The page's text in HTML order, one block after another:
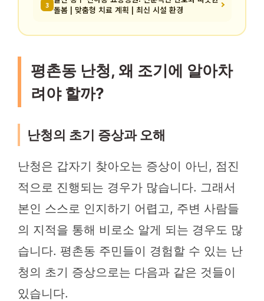
3 돌봄 | 맞춤형 치료 계획 | 최신 시설 환경
평촌동 난청, 왜 조기에 알아차
려야 할까?
난청의 초기 증상과 오해
난청은 갑자기 찾아오는 증상이 아닌, 점진
적으로 진행되는 경우가 많습니다. 그래서
본인 스스로 인지하기 어렵고, 주변 사람들
의 지적을 통해 비로소 알게 되는 경우도 많
습니다. 평촌동 주민들이 경험할 수 있는 난
청의 초기 증상으로는 다음과 같은 것들이
있습니다.